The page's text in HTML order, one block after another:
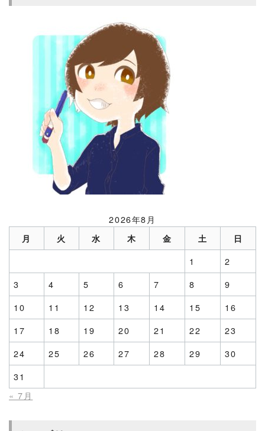
2026年8月
月 火 水 木 金 土 日
1
2
3
4 5 6 7 8
9
10
11 12 13 14 15
16
17
18 19 20 21 22
23
24
25 26 27 28 29
30
31
« 7月